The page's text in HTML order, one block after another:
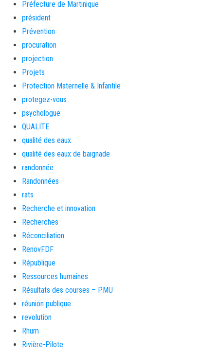
Préfecture de Martinique
président
Prévention
procuration
projection
Projets
Protection Maternelle & Infantile
protegez-vous
psychologue
QUALITE
qualité des eaux
qualité des eaux de baignade
randonnée
Randonnées
rats
Recherche et innovation
Recherches
Réconciliation
RenovFDF
République
Ressources humaines
Résultats des courses – PMU
réunion publique
revolution
Rhum
Rivière-Pilote